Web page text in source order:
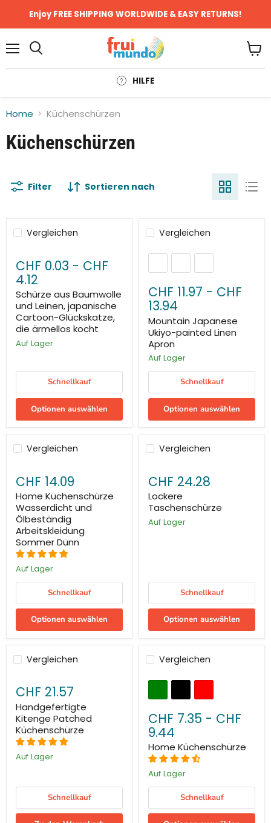
Enjoy FREE SHIPPING WORLDWIDE & EASY RETURNS!
HILFE
Home Küchenschürzen
Küchenschürzen
Filter Sortieren nach
Vergleichen
CHF 0.03 - CHF
4.12
Schürze aus Baumwolle
und Leinen, japanische
Cartoon-Glückskatze,
die ärmellos kocht
Auf Lager
Schnellkauf
Optionen auswählen
Vergleichen
CHF 11.97 - CHF
13.94
Mountain Japanese
Ukiyo-painted Linen
Apron
Auf Lager
Schnellkauf
Optionen auswählen
Vergleichen
CHF 14.09
Home Küchenschürze
Wasserdicht und
Ölbeständig
Arbeitskleidung
Sommer Dünn
Auf Lager
Schnellkauf
Optionen auswählen
Vergleichen
CHF 24.28
Lockere
Taschenschürze
Auf Lager
Schnellkauf
Optionen auswählen
Vergleichen
CHF 21.57
Handgefertigte
Kitenge Patched
Küchenschürze
Auf Lager
Schnellkauf
Vergleichen
CHF 7.35 - CHF
9.44
Home Küchenschürze
Auf Lager
Schnellkauf